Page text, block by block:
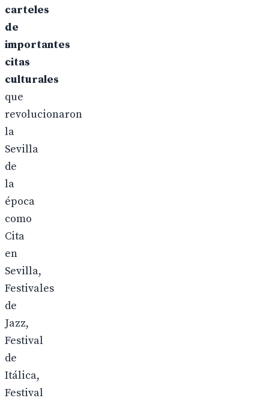
carteles
de
importantes
citas
culturales
que
revolucionaron
la
Sevilla
de
la
época
como
Cita
en
Sevilla,
Festivales
de
Jazz,
Festival
de
Itálica,
Festival